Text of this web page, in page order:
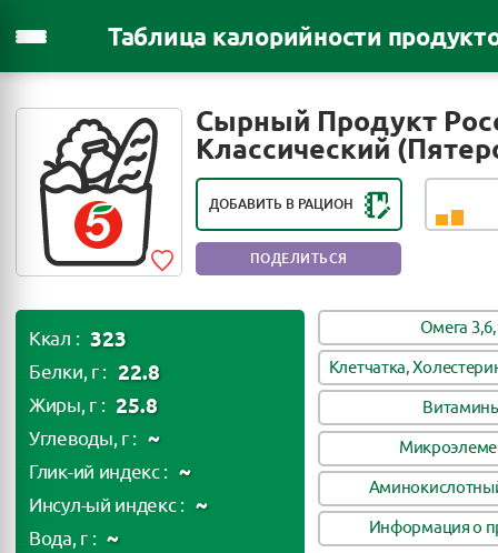
Таблица калорийности
Сырный Продукт
Классический
ДОБАВИТЬ В РАЦИОН
РЕЙТИНГ ПОЛЕЗНОСТИ ПРОДУКТА:
ВРЕДЕН ПРИ ЧАСТОМ
УПОРТРЕБЛЕНИИ
ПОДЕЛИТЬСЯ
Ккал : 323
Белки, г : 22.8
Жиры, г : 25.8
Углеводы, г : ~
Глик-ий индекс : ~
Инсул-ый индекс : ~
Вода, г : ~
Омега
Клетчатка,
Информация о